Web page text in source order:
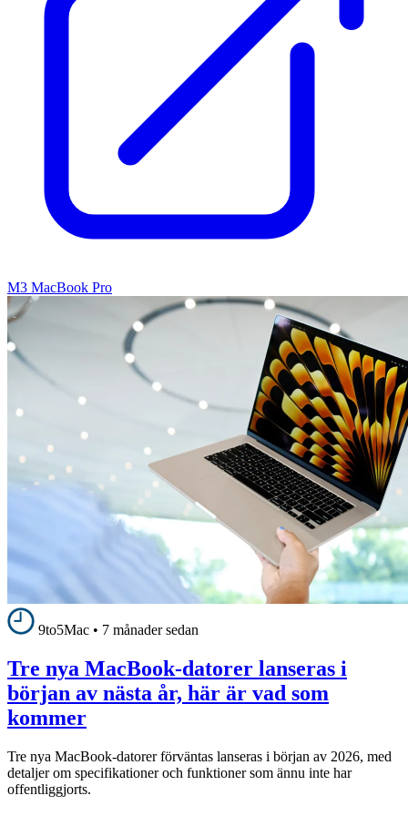
M3 MacBook Pro
9to5Mac • 7 månader sedan
Tre nya MacBook-datorer lanseras i
början av nästa år, här är vad som
kommer
Tre nya MacBook-datorer förväntas lanseras i början av 2026, med
detaljer om specifikationer och funktioner som ännu inte har
offentliggjorts.